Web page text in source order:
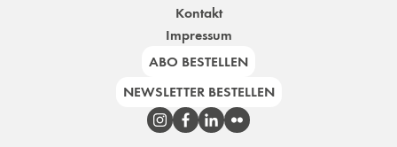
Kontakt
Impressum
ABO BESTELLEN
NEWSLETTER BESTELLEN